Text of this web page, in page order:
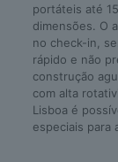
portáteis até
dimensões. O
no check-in,
rápido e não
construção
com alta
Lisboa é
especiais para